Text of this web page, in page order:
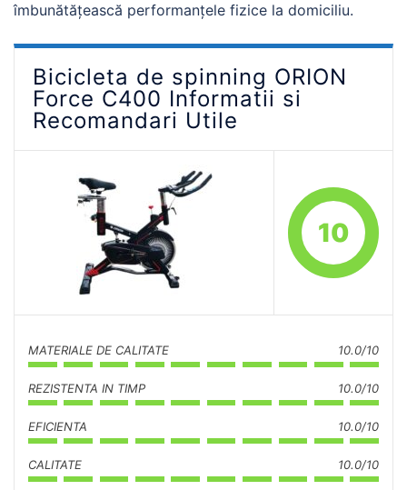
îmbunătățească performanțele fizice la domiciliu.
Bicicleta de spinning ORION
Force C400 Informatii si
Recomandari Utile
10
MATERIALE DE CALITATE 10.0/10
REZISTENTA IN TIMP 10.0/10
EFICIENTA 10.0/10
CALITATE 10.0/10